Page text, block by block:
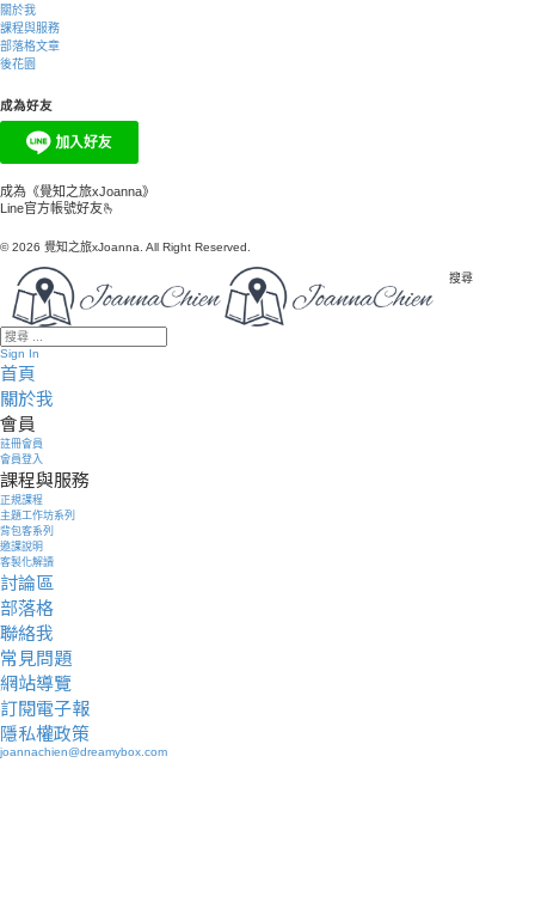
關於我
課程與服務
部落格文章
後花園
成為好友
成為《覺知之旅xJoanna》
Line官方帳號好友🫰
© 2026 覺知之旅xJoanna. All Right Reserved.
搜尋
Sign In
首頁
關於我
會員
註冊會員
會員登入
課程與服務
正規課程
主題工作坊系列
背包客系列
邀課說明
客製化解讀
討論區
部落格
聯絡我
常見問題
網站導覽
訂閱電子報
隱私權政策
joannachien@dreamybox.com